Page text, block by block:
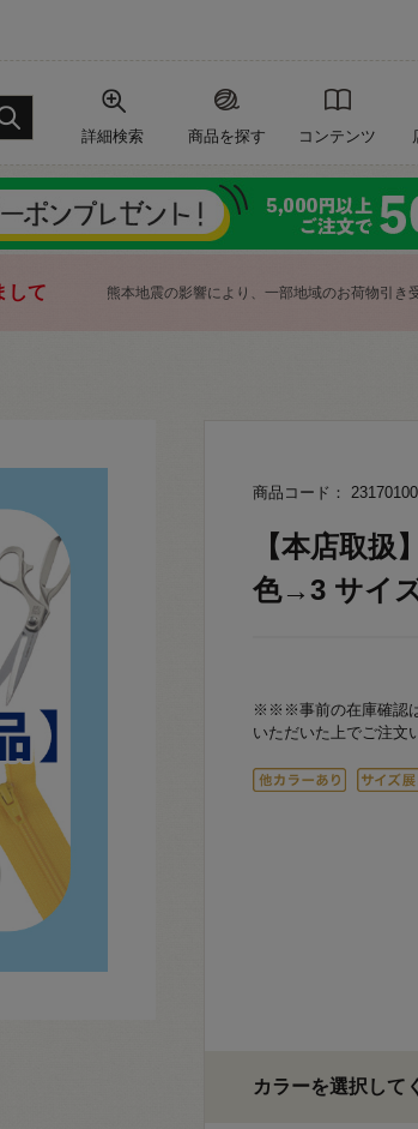
詳細検索 商品を探す コンテンツ
して 熊本地震の影響により、一部地域のお荷物引
商品コード：
【本店取
色→3 サイ
※※※事前の在庫確認
いただいた上でご注文
カラーを選択して